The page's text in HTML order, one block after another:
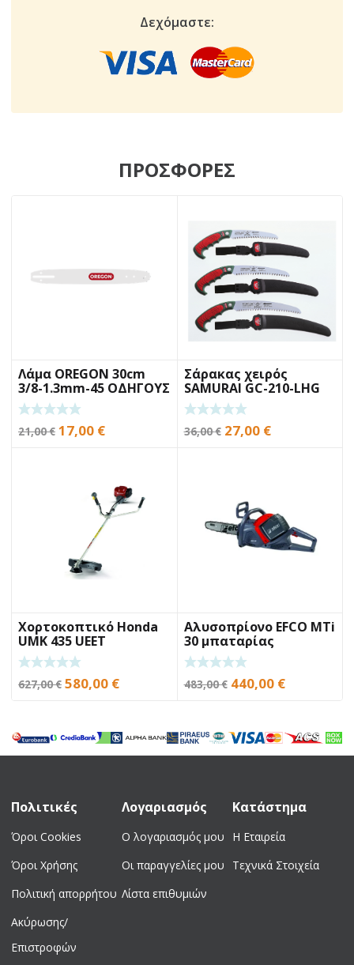
Δεχόμαστε:
ΠΡΟΣΦΟΡΕΣ
Λάμα OREGON 30cm
3/8-1.3mm-45 ΟΔΗΓΟΥΣ
21,00€ Original
17,00 €Η
είναι:
17,00 €.
Σάρακας χειρός
SAMURAI GC-210-LHG
21cm
36,00€ Original
27,00 €Η
Χορτοκοπτικό Honda
UMK 435 UEET
627,00€ Original
627,00 €.
580,00 €Η
είναι:
580,00 €.
Αλυσοπρίονο EFCO MTi
30 μπαταρίας
483,00€ Original
483,00 €.
440,00 €Η
είναι:
440,00 €.
Πολιτικές
Όροι Cookies
Όροι Χρήσης
Πολιτική απορρήτου
Ακύρωσης/
Επιστροφών
Λογαριασμός
Ο λογαριασμός μου
Οι παραγγελίες μου
Λίστα επιθυμιών
Κατάστημα
Η Εταιρεία
Τεχνικά Στοιχεία